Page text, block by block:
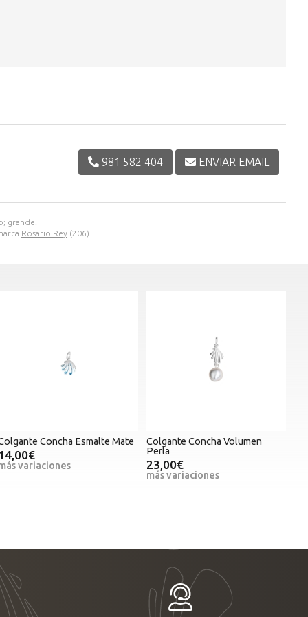
grande.
Rosario Rey (206).
981 582 404 ENVIAR EMAIL
Concha Esmalte Mate
14,00€
variaciones
Colgante Concha Volumen
Perla
23,00€
más variaciones